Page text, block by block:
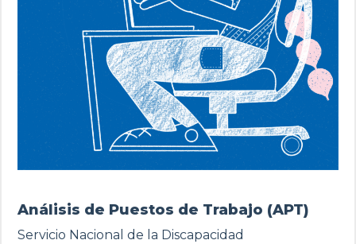
Análisis de Puestos de Trabajo (APT)
Servicio Nacional de la Discapacidad